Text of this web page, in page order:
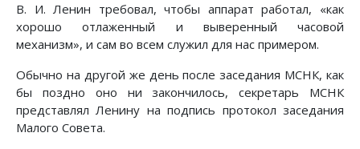
В. И. Ленин требовал, чтобы аппарат работал, «как
хорошо отлаженный и выверенный часовой
механизм», и сам во всем служил для нас примером.
Обычно на другой же день после заседания МСНК, как
бы поздно оно ни закончилось, секретарь МСНК
представлял Ленину на подпись протокол заседания
Малого Совета.